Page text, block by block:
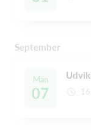
September
Man
07